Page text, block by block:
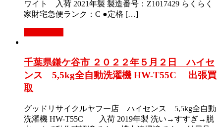
ワイト 入荷 2021年製 製造番号：Z1017429 らくらく
家財宅急便ランク：C ●定格 […]
千葉県鎌ケ谷市 ２０２２年５月２日 ハイセ
ンス 5,5kg全自動洗濯機 HW-T55C 出張買
取
グッドリサイクルヤフー店 ハイセンス 5,5kg全自動
洗濯機 HW-T55C 入荷 2019年製 洗い→すすぎ→脱